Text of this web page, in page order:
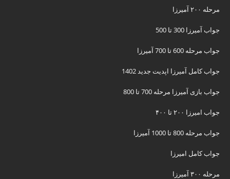
مرحله ۲۰۰ آمیرزا
جواب آمیرزا 300 تا 500
جواب مرحله 600 تا 700 آمیرزا
جواب کامل آمیرزا اپدیت جدید 1402
جواب بازی آمیرزا مرحله 700 تا 800
جواب امیرزا ۲۰۰ تا ۴۰۰
جواب مرحله 800 تا 1000 آمیرزا
جواب کامل امیرزا
مرحله ۳۰۰ آمیرزا